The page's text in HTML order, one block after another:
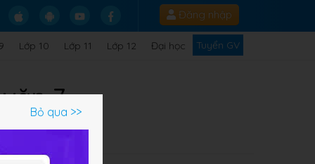
Đăng nhập
Lớp 10 Lớp 11 Lớp 12 Đại học Tuyển GV
7
Bỏ qua >>